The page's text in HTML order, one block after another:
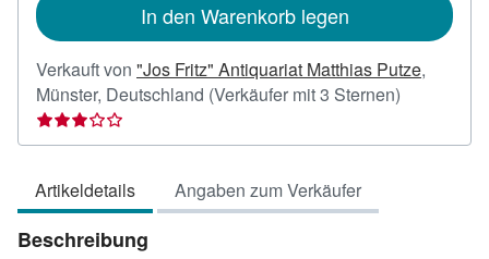
In den Warenkorb legen
Verkauft von "Jos Fritz" Antiquariat Matthias Putze,
Münster, Deutschland (Verkäufer mit 3 Sternen)
von
Artikeldetails Angaben zum Verkäufer
Beschreibung